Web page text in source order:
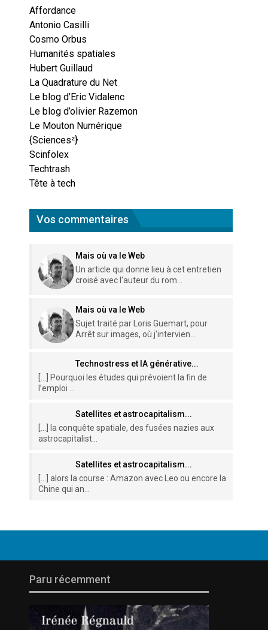
Affordance
Antonio Casilli
Cosmo Orbus
Humanités spatiales
Hubert Guillaud
La Quadrature du Net
Le blog d’Eric Vidalenc
Le blog d’olivier Razemon
Le Mouton Numérique
{Sciences²}
Scinfolex
Techtrash
Tête à tech
Vos commentaires
Mais où va le Web
Un article qui donne lieu à cet entretien
croisé avec l'auteur du rom...
Mais où va le Web
Sujet traité par Loris Guemart, pour
Arrêt sur images, où j'intervien...
Technostress et IA générative...
[…] Pourquoi les études qui prévoient la fin de
l’emploi ...
Satellites et astrocapitalism...
[…] la conquête spatiale, des fusées nazies aux
astrocapitalist...
Satellites et astrocapitalism...
[…] alors la course : Amazon avec Leo ou encore la
Chine qui an...
Paru récemment